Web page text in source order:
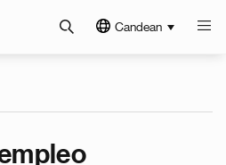
Candean